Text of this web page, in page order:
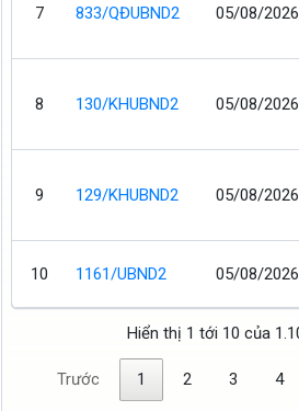
7 833/QĐUBND2 05/08/2026
8 130/KHUBND2 05/08/2026
9 129/KHUBND2 05/08/2026
10 1161/UBND2 05/08/2026
Hiển thị 1 tới 10 của
Trước 1 2 3 4